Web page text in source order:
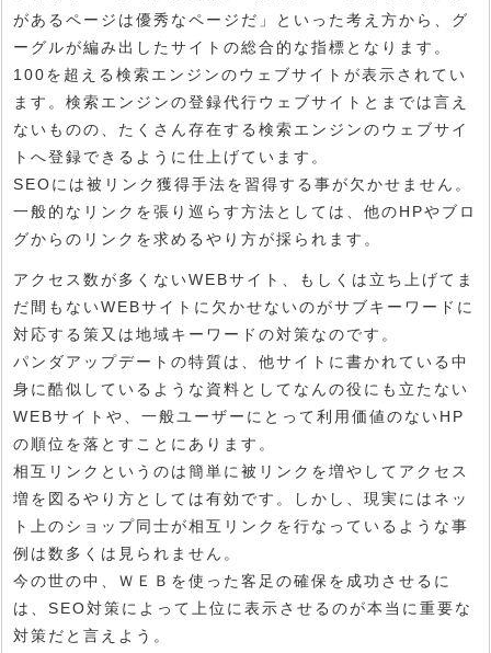
があるページは優秀なページだ」といった考え方から、グ
ーグルが編み出したサイトの総合的な指標となります。
100を超える検索エンジンのウェブサイトが表示されてい
ます。検索エンジンの登録代行ウェブサイトとまでは言え
ないものの、たくさん存在する検索エンジンのウェブサイ
トへ登録できるように仕上げています。
SEOには被リンク獲得手法を習得する事が欠かせません。
一般的なリンクを張り巡らす方法としては、他のHPやブロ
グからのリンクを求めるやり方が採られます。
アクセス数が多くないWEBサイト、もしくは立ち上げてま
だ間もないWEBサイトに欠かせないのがサブキーワードに
対応する策又は地域キーワードの対策なのです。
パンダアップデートの特質は、他サイトに書かれている中
身に酷似しているような資料としてなんの役にも立たない
WEBサイトや、一般ユーザーにとって利用価値のないHP
の順位を落とすことにあります。
相互リンクというのは簡単に被リンクを増やしてアクセス
増を図るやり方としては有効です。しかし、現実にはネッ
ト上のショップ同士が相互リンクを行なっているような事
例は数多くは見られません。
今の世の中、ＷＥＢを使った客足の確保を成功させるに
は、SEO対策によって上位に表示させるのが本当に重要な
対策だと言えよう。